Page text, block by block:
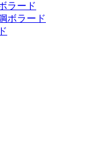
ラード
ボラード